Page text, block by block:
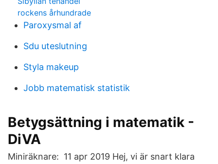
rockens århundrade
Paroxysmal af
Sdu uteslutning
Styla makeup
Jobb matematisk statistik
Betygsättning i matematik -
DiVA
Miniräknare: 11 apr 2019 Hej, vi är snart klara